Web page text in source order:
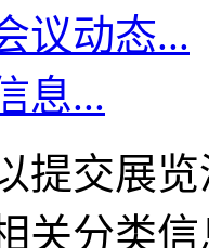
议动态...
息...
提交展
关分类